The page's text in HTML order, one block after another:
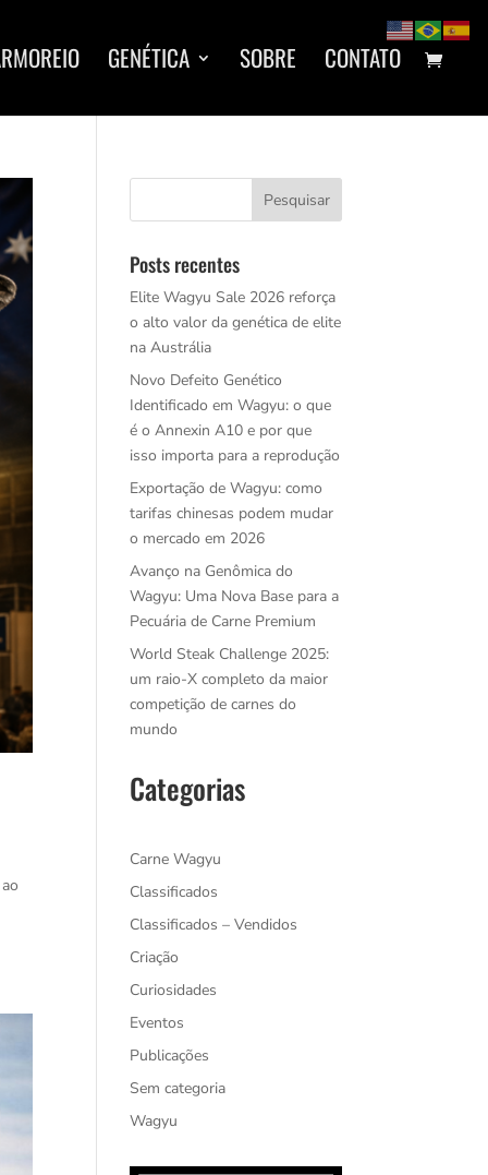
GENÉTICA SOBRE CONTATO
Posts recentes
Elite Wagyu Sale 2026 reforça
o alto valor da genética de elite
na Austrália
Novo Defeito Genético
Identificado em Wagyu: o que
é o Annexin A10 e por que
isso importa para a reprodução
Exportação de Wagyu: como
tarifas chinesas podem mudar
o mercado em 2026
Avanço na Genômica do
Wagyu: Uma Nova Base para a
Pecuária de Carne Premium
World Steak Challenge 2025:
um raio-X completo da maior
competição de carnes do
mundo
Categorias
Carne Wagyu
Classificados
Classificados – Vendidos
Criação
Curiosidades
Eventos
Publicações
Sem categoria
Wagyu